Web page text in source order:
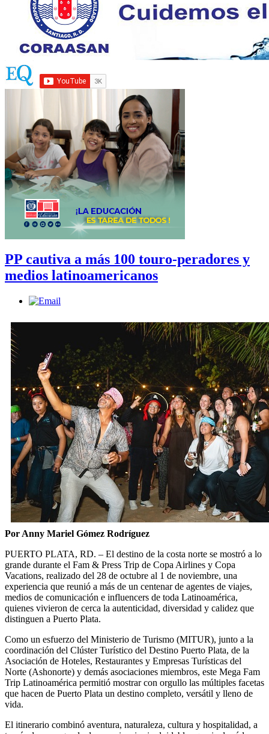
PP cautiva a más 100 touro-peradores y
medios latinoamericanos
Por Anny Mariel Gómez Rodríguez
PUERTO PLATA, RD. – El destino de la costa norte se mostró a lo
grande durante el Fam & Press Trip de Copa Airlines y Copa
Vacations, realizado del 28 de octubre al 1 de noviembre, una
experiencia que reunió a más de un centenar de agentes de viajes,
medios de comunicación e influencers de toda Latinoamérica,
quienes vivieron de cerca la autenticidad, diversidad y calidez que
distinguen a Puerto Plata.
Como un esfuerzo del Ministerio de Turismo (MITUR), junto a la
coordinación del Clúster Turístico del Destino Puerto Plata, de la
Asociación de Hoteles, Restaurantes y Empresas Turísticas del
Norte (Ashonorte) y demás asociaciones miembros, este Mega Fam
Trip Latinoamérica permitió mostrar con orgullo las múltiples facetas
que hacen de Puerto Plata un destino completo, versátil y lleno de
vida.
El itinerario combinó aventura, naturaleza, cultura y hospitalidad, a